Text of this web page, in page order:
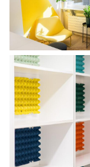
Pause(s)
+ CHF
+ CHF
Pauses &
+ CHF 41.-
+ CHF
plate
La